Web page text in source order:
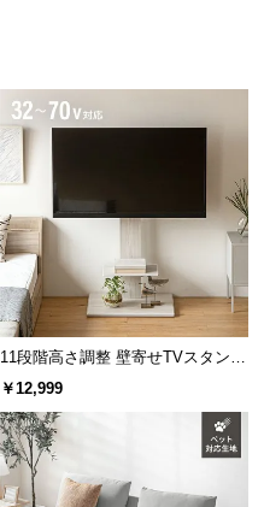
11段階高さ調整 壁寄せTVスタンド
キャスター付き 上下左右角度調節
￥12,999